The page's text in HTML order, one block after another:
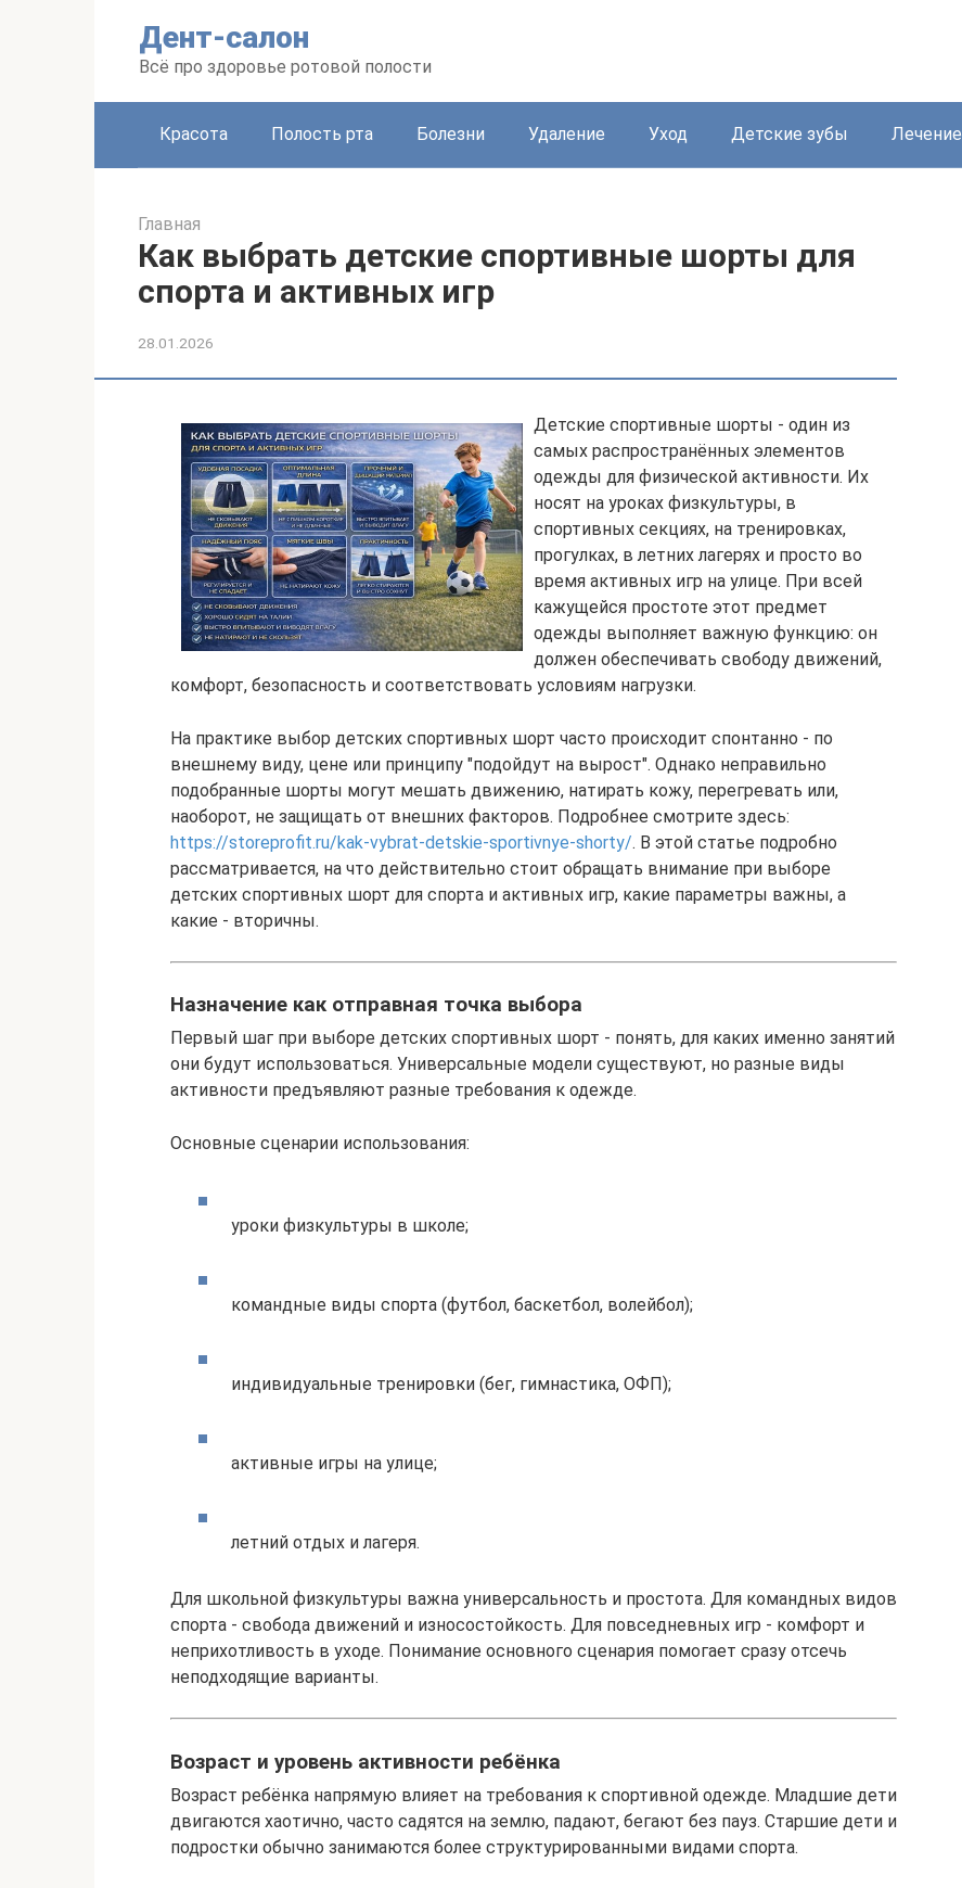
Дент-салон
Всё про здоровье ротовой полости
Красота Полость рта Болезни Удаление Уход Детские зубы Лечение
Главная
Как выбрать детские спортивные шорты для
спорта и активных игр
28.01.2026
Детские спортивные шорты - один из
самых распространённых элементов
одежды для физической активности. Их
носят на уроках физкультуры, в
спортивных секциях, на тренировках,
прогулках, в летних лагерях и просто во
время активных игр на улице. При всей
кажущейся простоте этот предмет
одежды выполняет важную функцию: он
должен обеспечивать свободу движений,
комфорт, безопасность и соответствовать условиям нагрузки.
На практике выбор детских спортивных шорт часто происходит спонтанно - по
внешнему виду, цене или принципу "подойдут на вырост". Однако неправильно
подобранные шорты могут мешать движению, натирать кожу, перегревать или,
наоборот, не защищать от внешних факторов. Подробнее смотрите здесь:
https://storeprofit.ru/kak-vybrat-detskie-sportivnye-shorty/. В этой статье подробно
рассматривается, на что действительно стоит обращать внимание при выборе
детских спортивных шорт для спорта и активных игр, какие параметры важны, а
какие - вторичны.
Назначение как отправная точка выбора
Первый шаг при выборе детских спортивных шорт - понять, для каких именно занятий
они будут использоваться. Универсальные модели существуют, но разные виды
активности предъявляют разные требования к одежде.
Основные сценарии использования:
уроки физкультуры в школе;
командные виды спорта (футбол, баскетбол, волейбол);
индивидуальные тренировки (бег, гимнастика, ОФП);
активные игры на улице;
летний отдых и лагеря.
Для школьной физкультуры важна универсальность и простота. Для командных видов
спорта - свобода движений и износостойкость. Для повседневных игр - комфорт и
неприхотливость в уходе. Понимание основного сценария помогает сразу отсечь
неподходящие варианты.
Возраст и уровень активности ребёнка
Возраст ребёнка напрямую влияет на требования к спортивной одежде. Младшие дети
двигаются хаотично, часто садятся на землю, падают, бегают без пауз. Старшие дети и
подростки обычно занимаются более структурированными видами спорта.